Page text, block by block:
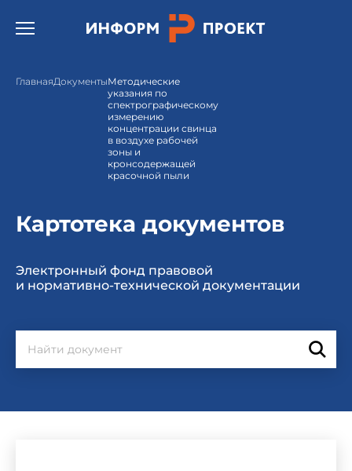
Открыть бургер меню.
ГлавнаяДокументыМетодические
указания по
спектрографическому
измерению
концентрации свинца
в воздухе рабочей
зоны и
кронсодержащей
красочной пыли
Картотека документов
Электронный фонд правовой
и нормативно-технической документации